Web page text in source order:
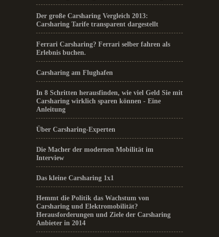
Der große Carsharing Vergleich 2013:
Carsharing Tarife transparent dargestellt
Ferrari Carsharing? Ferrari selber fahren als
Erlebnis buchen.
Carsharing am Flughafen
In 8 Schritten herausfinden, wie viel Geld Sie mit
Carsharing wirklich sparen können - Eine
Anleitung
Über Carsharing-Experten
Die Macher der modernen Mobilität im
Interview
Das kleine Carsharing 1x1
Hemmt die Politik das Wachstum von
Carsharing und Elektromobilität?
Herausforderungen und Ziele der Carsharing
Anbieter in 2014